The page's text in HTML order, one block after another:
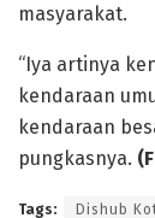
masyarakat.
“Iya artinya
kendaraan
kendaraan
pungkasnya.
Tags: Dishub